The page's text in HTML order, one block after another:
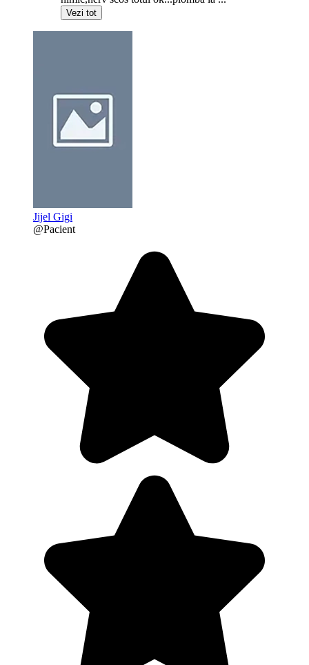
Vezi tot
Jijel Gigi
@Pacient